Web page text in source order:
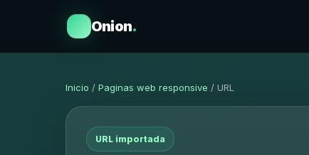
Onion.
Inicio / Paginas web responsive / URL
URL importada